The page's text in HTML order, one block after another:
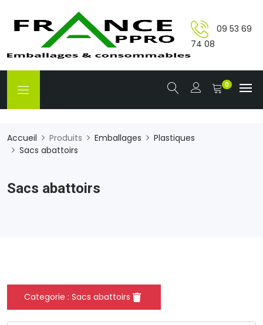
09 53 69
74 08
0
Accueil Produits Emballages
Plastiques
Sacs abattoirs
Sacs abattoirs
Categorie : Sacs abattoirs